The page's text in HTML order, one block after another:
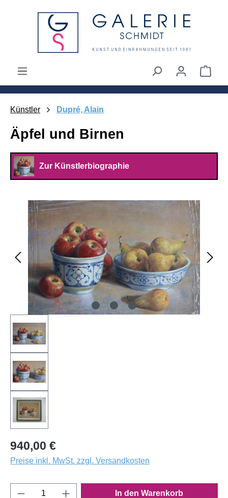
springen
Künstler Dupré, Alain
Äpfel und Birnen
Zur Künstlerbiographie
Bildergalerie überspringen
940,00 €
Preise inkl. MwSt. zzgl. Versandkosten
Produkt Anzahl: Gib den gewünschten
In den Warenkorb